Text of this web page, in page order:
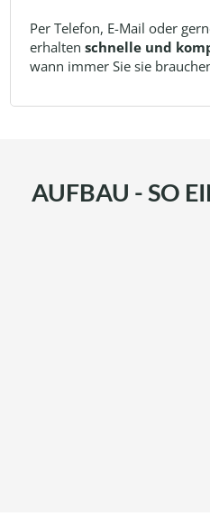
Per Telefon, E-Mail oder
erhaltenschnelle und
wann immer Sie sie
AUFBAU - SO